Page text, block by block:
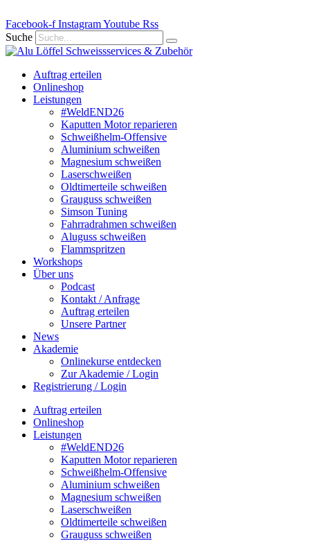
Inhalt
springen
Facebook-f InstagramYoutube Rss
Suche
Auftrag erteilen
Onlineshop
Leistungen
#WeldEND26
Kaputten Motor reparieren
Schweißhelm-Offensive
Aluminium schweißen
Magnesium schweißen
Laserschweißen
Oldtimerteile schweißen
Grauguss schweißen
Simson Tuning
Fahrradrahmen schweißen
Aluguss schweißen
Flammspritzen
Workshops
Über uns
Podcast
Kontakt / Anfrage
Auftrag erteilen
Unsere Partner
News
Akademie
Onlinekurse entdecken
Zur Akademie / Login
Registrierung / Login
Auftrag erteilen
Onlineshop
Leistungen
#WeldEND26
Kaputten Motor reparieren
Schweißhelm-Offensive
Aluminium schweißen
Magnesium schweißen
Laserschweißen
Oldtimerteile schweißen
Grauguss schweißen